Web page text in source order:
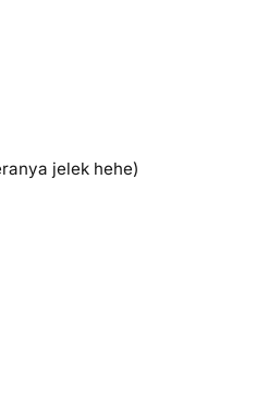
jelek hehe)